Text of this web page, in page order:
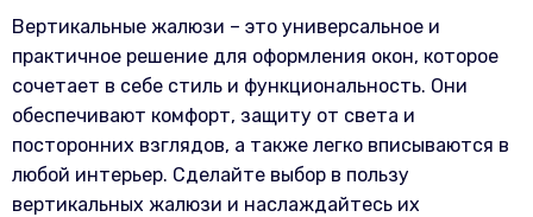
Вертикальные жалюзи – это универсальное и
практичное решение для оформления окон, которое
сочетает в себе стиль и функциональность. Они
обеспечивают комфорт, защиту от света и
посторонних взглядов, а также легко вписываются в
любой интерьер. Сделайте выбор в пользу
вертикальных жалюзи и наслаждайтесь их